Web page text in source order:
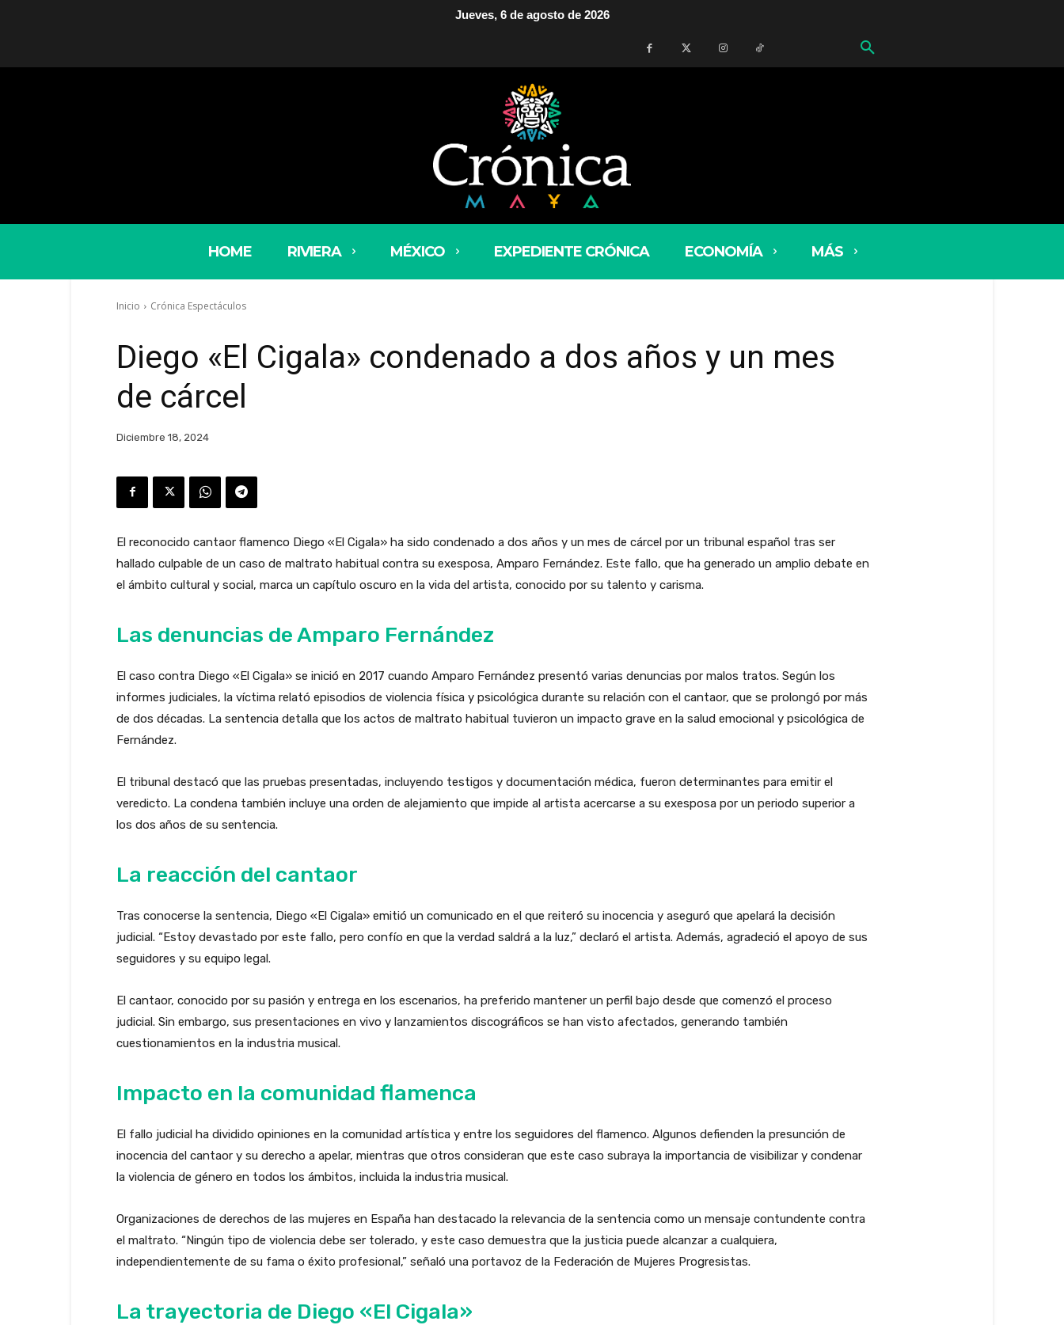
Jueves, 6 de agosto de 2026
HOME RIVIERA MÉXICO EXPEDIENTE CRÓNICA ECONOMÍA MÁS
Inicio Crónica Espectáculos
Diego «El Cigala» condenado a dos años y un mes
de cárcel
Diciembre 18, 2024
El reconocido cantaor flamenco Diego «El Cigala» ha sido condenado a dos años y un mes de cárcel por un tribunal español tras ser
hallado culpable de un caso de maltrato habitual contra su exesposa, Amparo Fernández. Este fallo, que ha generado un amplio debate en
el ámbito cultural y social, marca un capítulo oscuro en la vida del artista, conocido por su talento y carisma.
Las denuncias de Amparo Fernández
El caso contra Diego «El Cigala» se inició en 2017 cuando Amparo Fernández presentó varias denuncias por malos tratos. Según los
informes judiciales, la víctima relató episodios de violencia física y psicológica durante su relación con el cantaor, que se prolongó por más
de dos décadas. La sentencia detalla que los actos de maltrato habitual tuvieron un impacto grave en la salud emocional y psicológica de
Fernández.
El tribunal destacó que las pruebas presentadas, incluyendo testigos y documentación médica, fueron determinantes para emitir el
veredicto. La condena también incluye una orden de alejamiento que impide al artista acercarse a su exesposa por un periodo superior a
los dos años de su sentencia.
La reacción del cantaor
Tras conocerse la sentencia, Diego «El Cigala» emitió un comunicado en el que reiteró su inocencia y aseguró que apelará la decisión
judicial. “Estoy devastado por este fallo, pero confío en que la verdad saldrá a la luz,” declaró el artista. Además, agradeció el apoyo de sus
seguidores y su equipo legal.
El cantaor, conocido por su pasión y entrega en los escenarios, ha preferido mantener un perfil bajo desde que comenzó el proceso
judicial. Sin embargo, sus presentaciones en vivo y lanzamientos discográficos se han visto afectados, generando también
cuestionamientos en la industria musical.
Impacto en la comunidad flamenca
El fallo judicial ha dividido opiniones en la comunidad artística y entre los seguidores del flamenco. Algunos defienden la presunción de
inocencia del cantaor y su derecho a apelar, mientras que otros consideran que este caso subraya la importancia de visibilizar y condenar
la violencia de género en todos los ámbitos, incluida la industria musical.
Organizaciones de derechos de las mujeres en España han destacado la relevancia de la sentencia como un mensaje contundente contra
el maltrato. “Ningún tipo de violencia debe ser tolerado, y este caso demuestra que la justicia puede alcanzar a cualquiera,
independientemente de su fama o éxito profesional,” señaló una portavoz de la Federación de Mujeres Progresistas.
La trayectoria de Diego «El Cigala»